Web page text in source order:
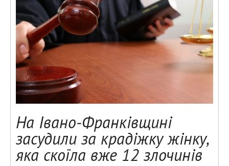
На Івано-Франківщині
засудили за крадіжку жінку,
яка скоїла вже 12 злочинів